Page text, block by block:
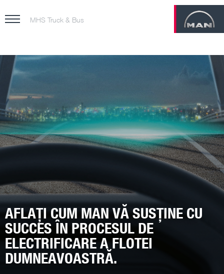
MHS Truck & Bus
AFLAȚI CUM MAN VĂ SUSȚINE CU
SUCCES ÎN PROCESUL DE
ELECTRIFICARE A FLOTEI
DUMNEAVOASTRĂ.